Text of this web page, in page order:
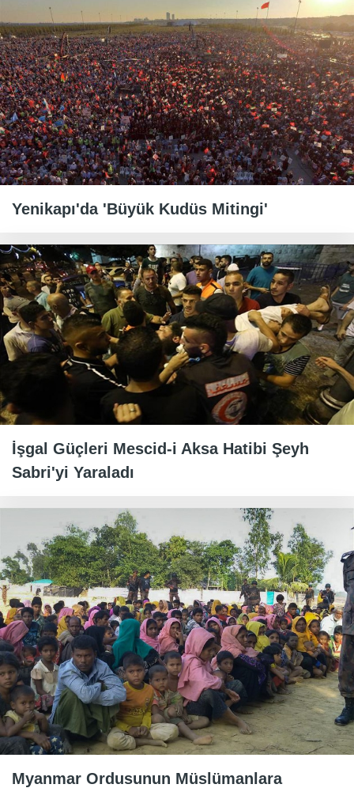
Yenikapı'da 'Büyük Kudüs Mitingi'
İşgal Güçleri Mescid-i Aksa Hatibi Şeyh
Sabri'yi Yaraladı
Myanmar Ordusunun Müslümanlara